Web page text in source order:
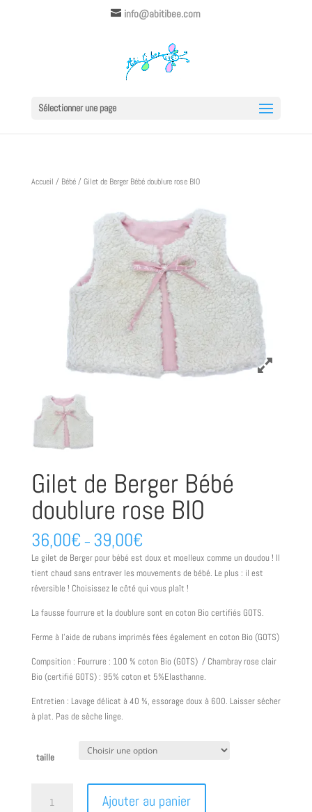
info@abitibee.com
Sélectionner une page
Accueil / Bébé/ Gilet de Berger Bébé doublure rose BIO
Gilet de Berger Bébé
doublure rose BIO
36,00€ – 39,00€
Le gilet de Berger pour bébé est doux et moelleux comme un doudou ! Il
tient chaud sans entraver les mouvements de bébé. Le plus : il est
réversible ! Choisissez le côté qui vous plaît !
La fausse fourrure et la doublure sont en coton Bio certifiés GOTS.
Ferme à l’aide de rubans imprimés fées également en coton Bio (GOTS)
Compsition : Fourrure : 100 % coton Bio (GOTS) / Chambray rose clair
Bio (certifié GOTS) : 95% coton et 5%Elasthanne.
Entretien : Lavage délicat à 40 %, essorage doux à 600. Laisser sécher
à plat. Pas de sèche linge.
taille
Ajouter au panier